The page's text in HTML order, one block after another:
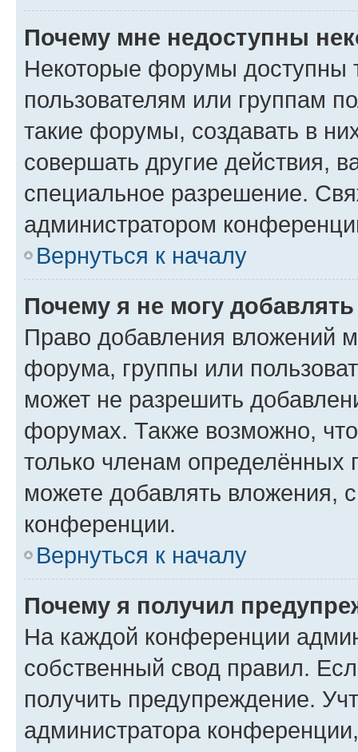
Почему мне недоступны
Некоторые форумы доступны
пользователям или группам
такие форумы, создавать в
совершать другие действия,
специальное разрешение.
администратором
Вернуться к началу
Почему я не могу
Право добавления вложений
форума, группы или
может не разрешить
форумах. Также возможно,
только членам определённых
можете добавлять вложения,
конференции.
Вернуться к началу
Почему я получил
На каждой конференции
собственный свод правил.
получить предупреждение.
администратора